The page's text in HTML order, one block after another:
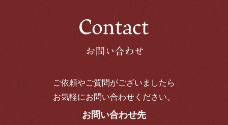
ご依頼やご質問がございましたら
お気軽にお問い合わせください。
お問い合わせ先